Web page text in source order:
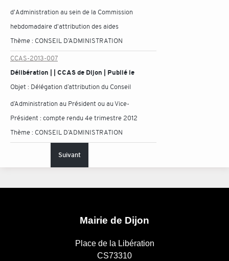
d'Administration au sein de la Commission
hebdomadaire d'attribution des aides
Thème : CONSEIL D’ADMINISTRATION
CCAS-2013-007
Délibération | | CCAS de Dijon | Publié le
Objet : Délégation d’attribution du Conseil
d’Administration au Président ou au Vice-
Président : compte rendu 4e trimestre 2012
Thème : CONSEIL D’ADMINISTRATION
Suivant
Mairie de Dijon
Place de la Libération
CS73310